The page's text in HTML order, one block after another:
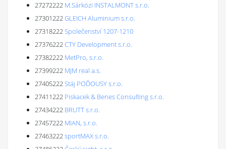
27272222 M.Sárközi INSTALMONT s.r.o.
27301222GLEICH Aluminium s.r.o.
27318222Společenství 1207-1210
27376222CTY Development s.r.o.
27382222 MetPro, s.r.o.
27399222 MJM real a.s.
27405222Stáj POĎOUSY s.r.o.
27411222 Piskacek & Benes Consulting s.r.o.
27434222 BRUTT s.r.o.
27457222 MIAN, s.r.o.
27463222sportMAX s.r.o.